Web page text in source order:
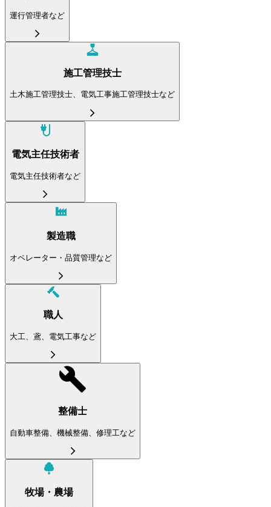
運行管理者など
施工管理技士
土木施工管理技士、電気工事施工管理技士など
電気主任技術者
電気主任技術者など
製造職
オペレーター・品質管理など
職人
大工、鳶、電気工事など
整備士
自動車整備、機械整備、修理工など
牧場・農場